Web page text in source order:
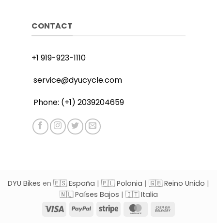
CONTACT
+1 919-923-1110
service@dyucycle.com
Phone: (+1) 2039204659
DYU Bikes en 🇪🇸 España | 🇵🇱 Polonia | 🇬🇧 Reino Unido |
🇳🇱 Países Bajos | 🇮🇹 Italia
Visa
PayPal Stripe MasterCard